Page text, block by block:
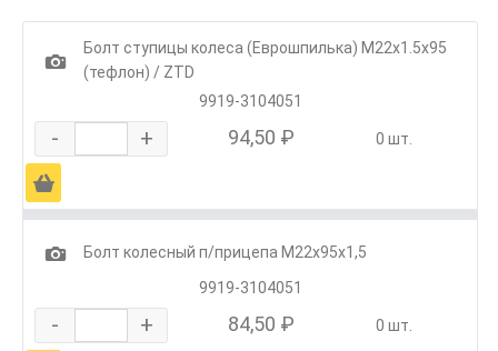
1
Болт ступицы колеса (Еврошпилька) М22х1.5х95
(тефлон) / ZTD
9919-3104051
- + 94,50 ₽ 0 шт.
Ä
1
Болт колесный п/прицепа М22х95х1,5
9919-3104051
- + 84,50 ₽ 0 шт.